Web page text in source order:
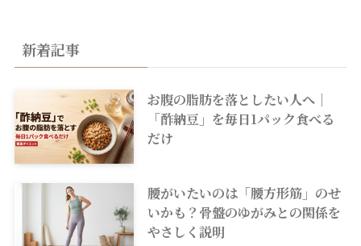
新着記事
お腹の脂肪を落としたい人へ｜
「酢納豆」を毎日1パック食べる
だけ
腰がいたいのは「腰方形筋」のせ
いかも？骨盤のゆがみとの関係を
やさしく説明